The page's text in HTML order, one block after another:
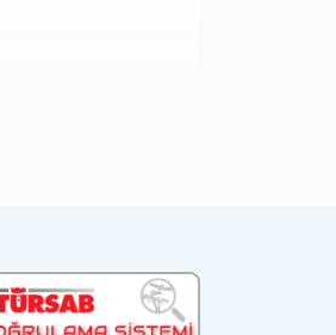
Villaların